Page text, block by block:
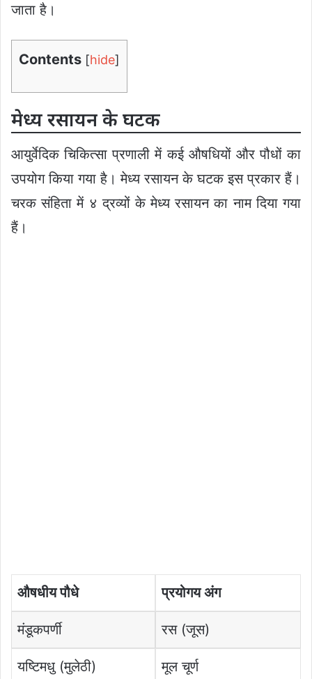
जाता है।
Contents [hide]
मेध्य रसायन के घटक
आयुर्वेदिक चिकित्सा प्रणाली में कई औषधियों और पौधों का
उपयोग किया गया है। मेध्य रसायन के घटक इस प्रकार हैं।
चरक संहिता में ४ द्रव्यों के मेध्य रसायन का नाम दिया गया
हैं।
औषधीय पौधे प्रयोगय अंग
मंडूकपर्णी रस (जूस)
यष्टिमधु (मुलेठी) मूल चूर्ण